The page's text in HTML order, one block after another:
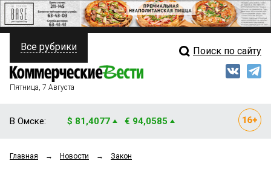
ПОЛИТИКА
ФИНАНСЫ
ОБЩЕСТВО
Свежий выпуск
Все рубрики Поиск по сайту
Пятница, 7 Августа
В Омске: $ 81,4077 € 94,0585
Главная → Новости → Закон